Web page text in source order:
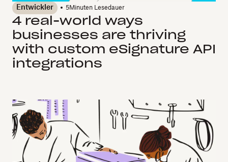
Entwickler 5Minuten Lesedauer
4 real-world ways
businesses are thriving
with custom eSignature API
integrations